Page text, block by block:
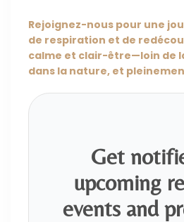
Rejoignez-nous pour une
de respiration et de
calme et clair-être—loin de
dans la nature, et
Get
upcoming
events and